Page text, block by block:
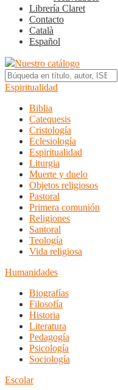
Librería Claret
Contacto
Català
Español
Nuestro catálogo
Espiritualidad
Biblia
Catequesis
Cristología
Eclesiología
Espiritualidad
Liturgia
Muerte y duelo
Objetos religiosos
Pastoral
Primera comunión
Religiones
Santoral
Teología
Vida religiosa
Humanidades
Biografías
Filosofía
Historia
Literatura
Pedagogía
Psicología
Sociología
Escolar